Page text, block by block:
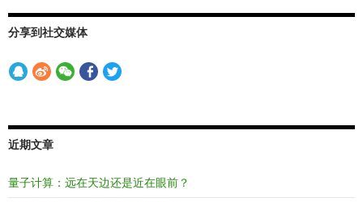
分享到社交媒体
近期文章
量子计算：远在天边还是近在眼前？